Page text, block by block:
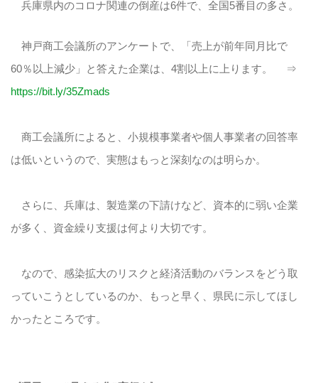
兵庫県内のコロナ関連の倒産は6件で、全国5番目の多さ。
神戸商工会議所のアンケートで、「売上が前年同月比で
60％以上減少」と答えた企業は、4割以上に上ります。 ⇒
https://bit.ly/35Zmads
商工会議所によると、小規模事業者や個人事業者の回答率
は低いというので、実態はもっと深刻なのは明らか。
さらに、兵庫は、製造業の下請けなど、資本的に弱い企業
が多く、資金繰り支援は何より大切です。
なので、感染拡大のリスクと経済活動のバランスをどう取
っていこうとしているのか、もっと早く、県民に示してほし
かったところです。